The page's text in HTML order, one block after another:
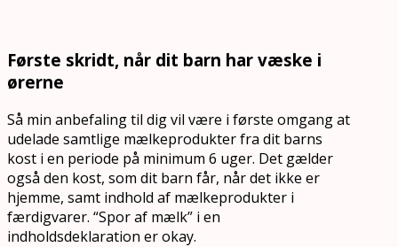
Første skridt, når dit barn har væske i
ørerne
Så min anbefaling til dig vil være i første omgang at
udelade samtlige mælkeprodukter fra dit barns
kost i en periode på minimum 6 uger. Det gælder
også den kost, som dit barn får, når det ikke er
hjemme, samt indhold af mælkeprodukter i
færdigvarer. “Spor af mælk” i en
indholdsdeklaration er okay.